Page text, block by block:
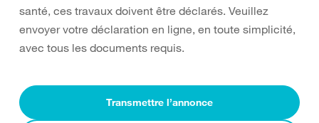
santé, ces travaux doivent être déclarés. Veuillez
envoyer votre déclaration en ligne, en toute simplicité,
avec tous les documents requis.
Transmettre l’annonce